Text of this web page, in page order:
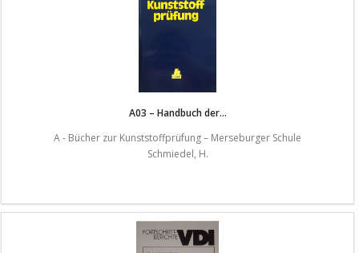
A03 – Handbuch der...
A - Bücher zur Kunststoffprüfung – Merseburger Schule
Schmiedel, H.